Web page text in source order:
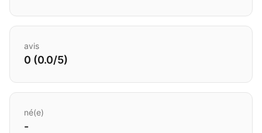
avis
0 (0.0/5)
né(e)
-